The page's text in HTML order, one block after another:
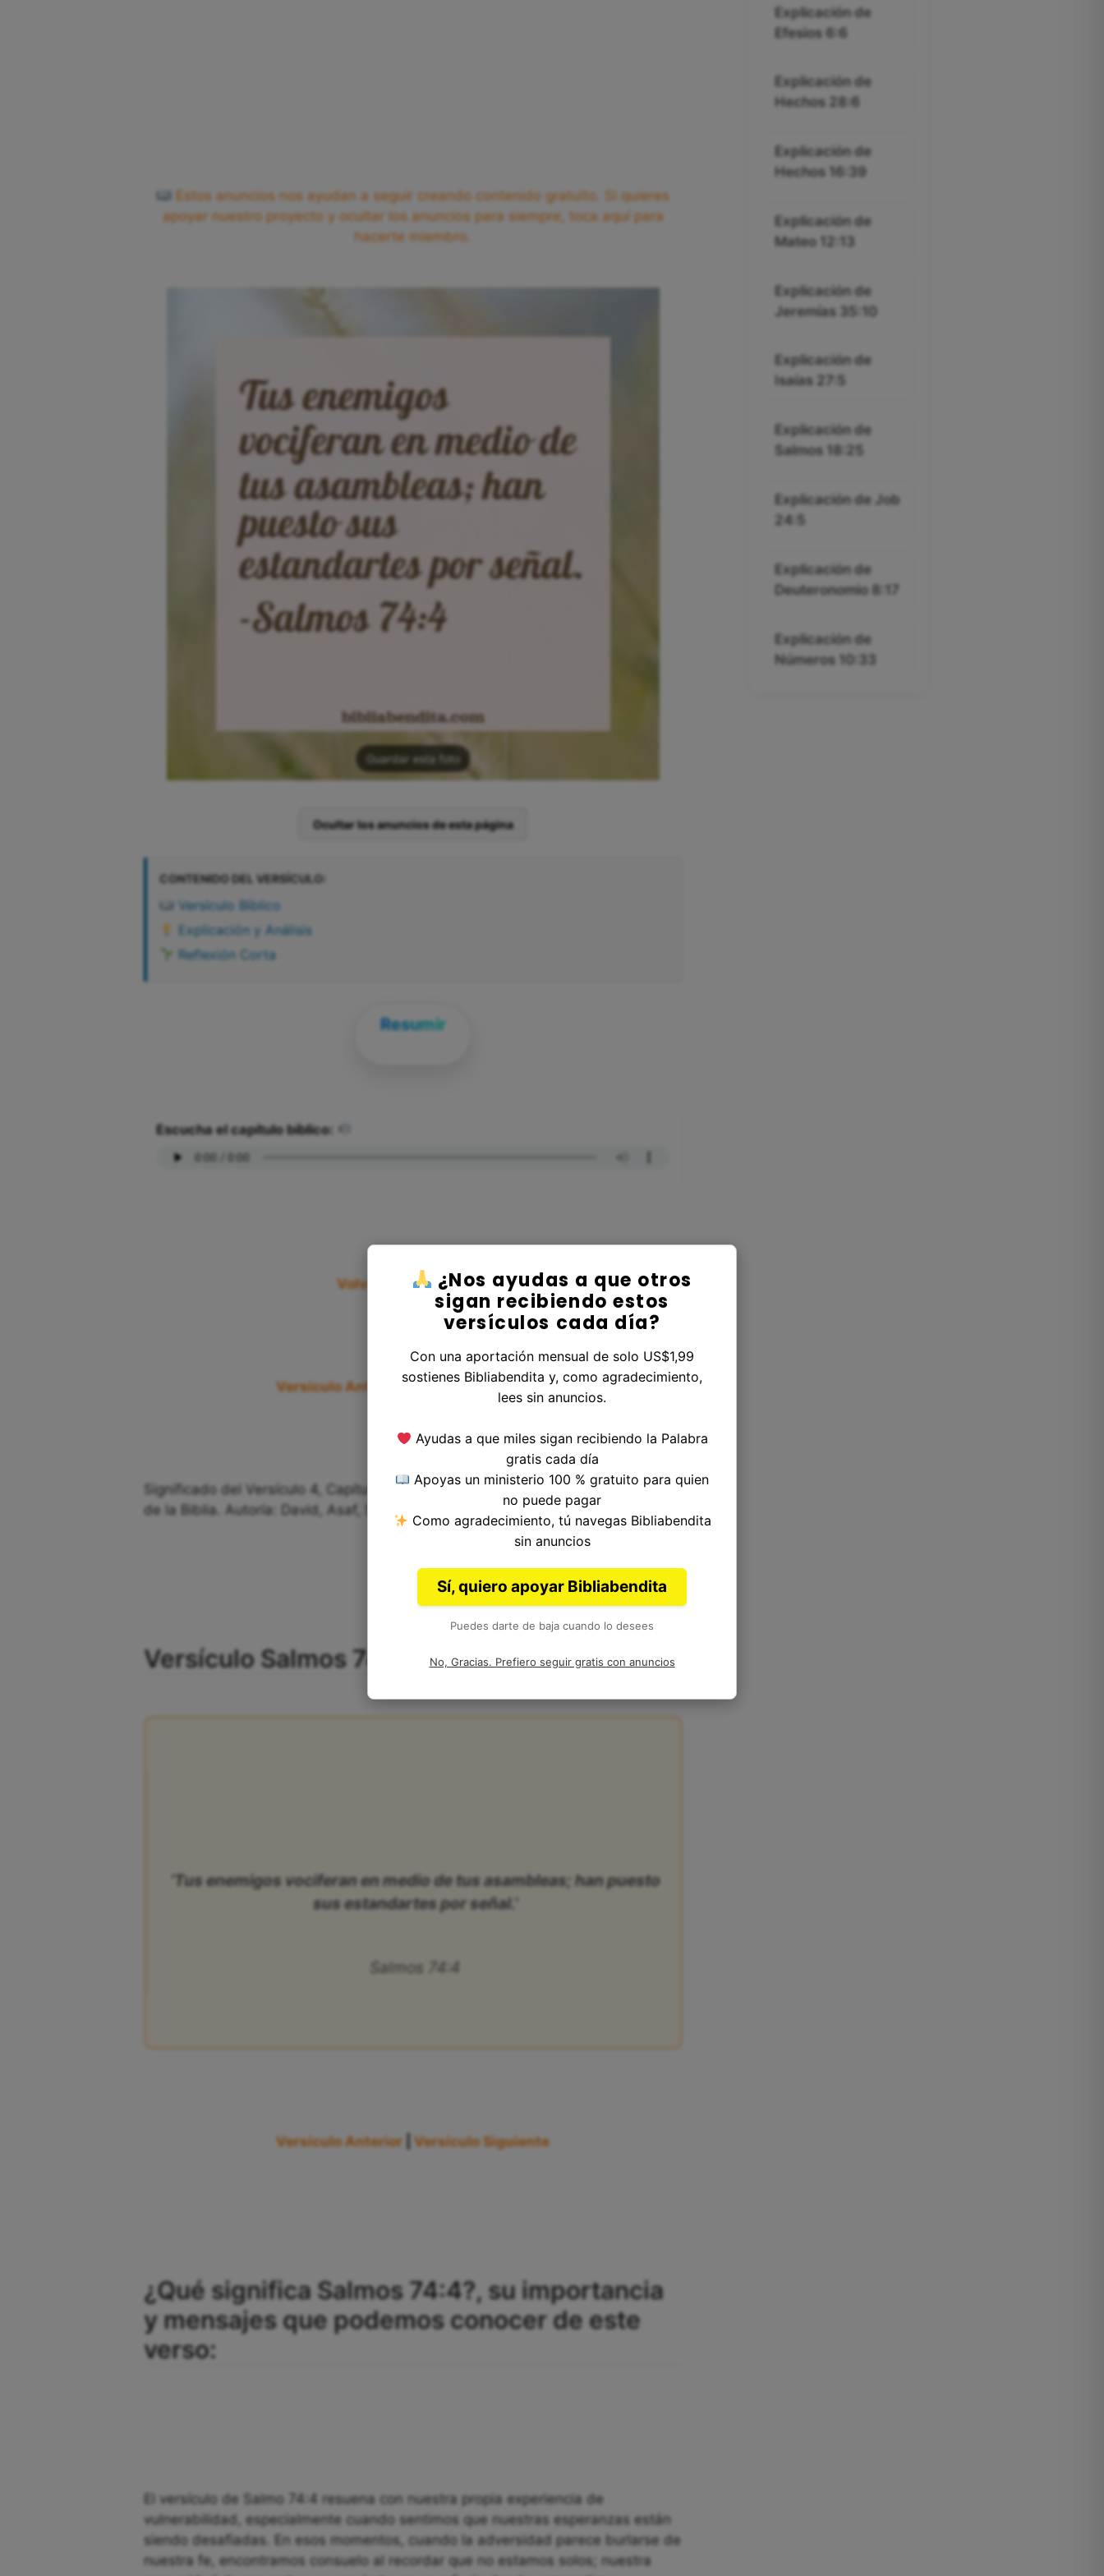
Estos anuncios nos ayudan a seguir creando contenido gratuito. Si quieres
apoyar nuestro proyecto y ocultar los anuncios para siempre, toca aquí para
hacerte miembro.
Guardar esta foto
Ocultar los anuncios de esta página
CONTENIDO DEL VERSÍCULO:
Versículo Bíblico
Explicación y Análisis
Reflexión Corta
Resumir
Escucha el capítulo bíblico:
Volver al Libro Salmos
Versículo Anterior|Versículo Siguiente
Significado del Versículo 4, Capítulo 74, Libro de Salmos del Antiguo Testamento
de la Biblia. Autoría: David, Asaf, Salomón y otros.
Versículo Salmos 74:4 en la Biblia
‘Tus enemigos vociferan en medio de tus asambleas; han puesto
sus estandartes por señal.’
Salmos 74:4
Versículo Anterior |Versículo Siguiente
¿Qué significa Salmos 74:4?, su importancia
y mensajes que podemos conocer de este
verso:
El versículo de Salmo 74:4 resuena con nuestra propia experiencia de
vulnerabilidad, especialmente cuando sentimos que nuestras esperanzas están
siendo desafiadas. En esos momentos, cuando la adversidad parece burlarse de
nuestra fe, encontramos consuelo al recordar que no estamos solos; nuestra
Explicación de
Efesios 6:6
Explicación de
Hechos 28:6
Explicación de
Hechos 16:39
Explicación de
Mateo 12:13
Explicación de
Jeremías 35:10
Explicación de
Isaías 27:5
Explicación de
Salmos 18:25
Explicación de Job
24:5
Explicación de
Deuteronomio 8:17
Explicación de
Números 10:33
¿Nos ayudas a que otros
sigan recibiendo estos
versículos cada día?
Con una aportación mensual de solo US$1,99
sostienes Bibliabendita y, como agradecimiento,
lees sin anuncios.
Ayudas a que miles sigan recibiendo la Palabra
gratis cada día
Apoyas un ministerio 100 % gratuito para quien
no puede pagar
Como agradecimiento, tú navegas Bibliabendita
sin anuncios
Sí, quiero apoyar Bibliabendita
Puedes darte de baja cuando lo desees
No, Gracias. Prefiero seguir gratis con anuncios